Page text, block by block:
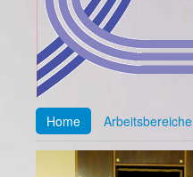
Home Arbeitsbereiche